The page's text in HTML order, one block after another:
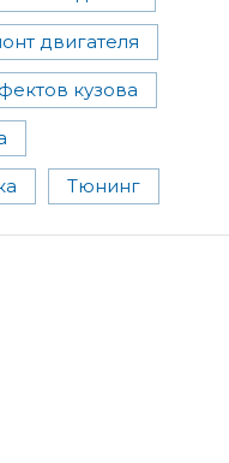
двигателя
кузова
Тюнинг